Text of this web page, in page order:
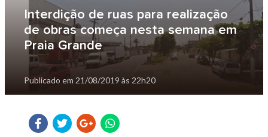
Interdição de ruas para realização
de obras começa nesta semana em
Praia Grande
Publicado em 21/08/2019 às 22h20